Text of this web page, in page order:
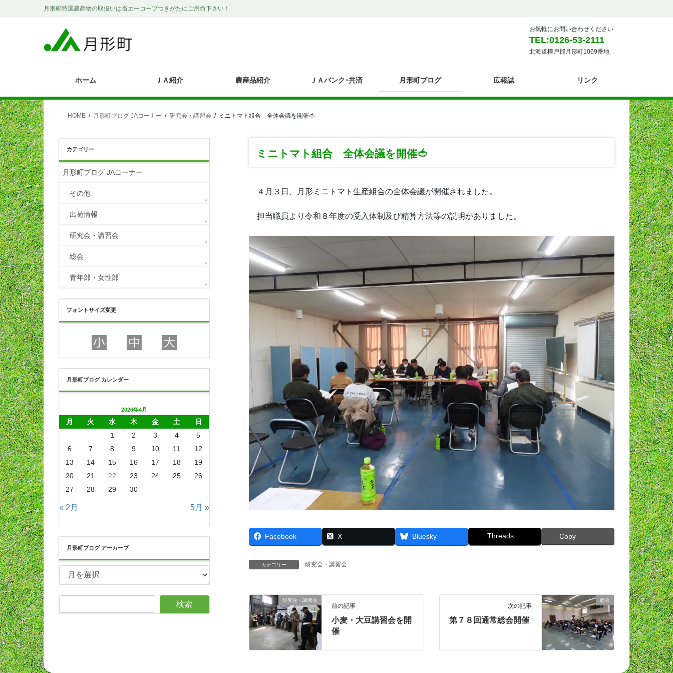
ン
ビ
移
動
月形町特選農産物の取扱いは当エーコープつきがたにご用命下さい！
お気軽にお問い合わせください
TEL:0126-53-2111
北海道樺戸郡月形町1069番地
ホーム ＪＡ紹介 農産品紹介 ＪＡバンク･共済 月形町ブログ 広報誌 リンク
HOME 月形町ブログ JAコーナー 研究会・講習会 ミニトマト組合 全体会議を開催🍅
ミニトマト組合 全体会議を開催🍅
４月３日、月形ミニトマト生産組合の全体会議が開催されました。
担当職員より令和８年度の受入体制及び精算方法等の説明がありました。
Facebook X Bluesky Threads Copy
カテゴリー 研究会・講習会
研究会・講習会
前の記事
小麦・大豆講習会を開
催
総会
次の記事
第７８回通常総会開催
カテゴリー
月形町ブログ JAコーナー
その他
出荷情報
研究会・講習会
総会
青年部・女性部
フォントサイズ変更
月形町ブログ カレンダー
2026年4月
月 火 水 木 金 土
日
1
2 3 4
5
6
7 8 9 10 11
12
13
14 15 16 17 18
19
20
21 22 23 24 25
26
27
28 29 30
« 2月 5月 »
月形町ブログ アーカーブ
月
ロ